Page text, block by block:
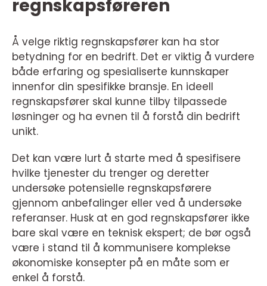
regnskapsføreren
Å velge riktig regnskapsfører kan ha stor
betydning for en bedrift. Det er viktig å vurdere
både erfaring og spesialiserte kunnskaper
innenfor din spesifikke bransje. En ideell
regnskapsfører skal kunne tilby tilpassede
løsninger og ha evnen til å forstå din bedrift
unikt.
Det kan være lurt å starte med å spesifisere
hvilke tjenester du trenger og deretter
undersøke potensielle regnskapsførere
gjennom anbefalinger eller ved å undersøke
referanser. Husk at en god regnskapsfører ikke
bare skal være en teknisk ekspert; de bør også
være i stand til å kommunisere komplekse
økonomiske konsepter på en måte som er
enkel å forstå.